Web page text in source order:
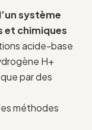
système
et chimiques
acide-base
H+
par des
méthodes